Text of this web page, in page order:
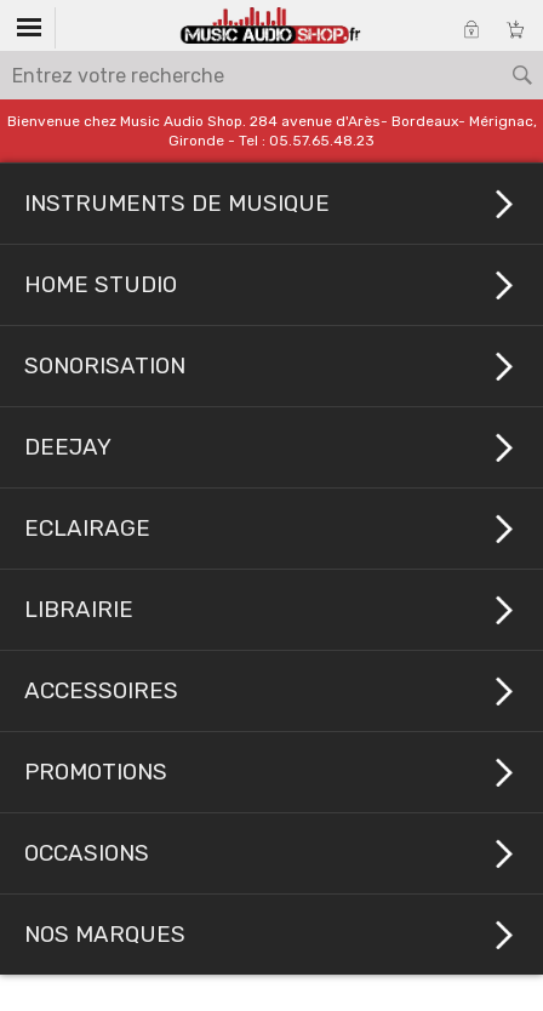
Bienvenue chez Music Audio Shop. 284 avenue d'Arès- Bordeaux- Mérignac,
Gironde - Tel : 05.57.65.48.23
INSTRUMENTS DE MUSIQUE
HOME STUDIO
SONORISATION
DEEJAY
ECLAIRAGE
LIBRAIRIE
ACCESSOIRES
PROMOTIONS
OCCASIONS
NOS MARQUES